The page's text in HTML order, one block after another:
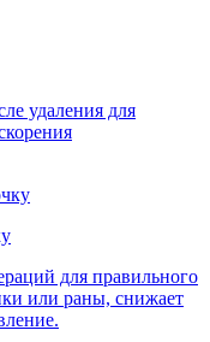
удаления для
для правильного
или раны, снижает